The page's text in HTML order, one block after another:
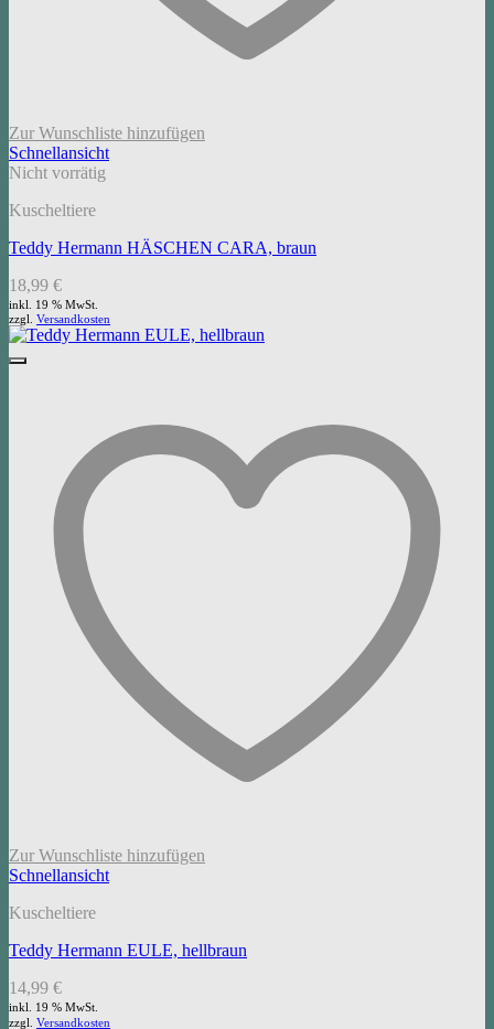
Zur Wunschliste hinzufügen
Schnellansicht
Nicht vorrätig
Kuscheltiere
Teddy Hermann HÄSCHEN CARA, braun
18,99 €
inkl. 19 % MwSt.
zzgl. Versandkosten
Zur Wunschliste hinzufügen
Schnellansicht
Kuscheltiere
Teddy Hermann EULE, hellbraun
14,99 €
inkl. 19 % MwSt.
zzgl. Versandkosten